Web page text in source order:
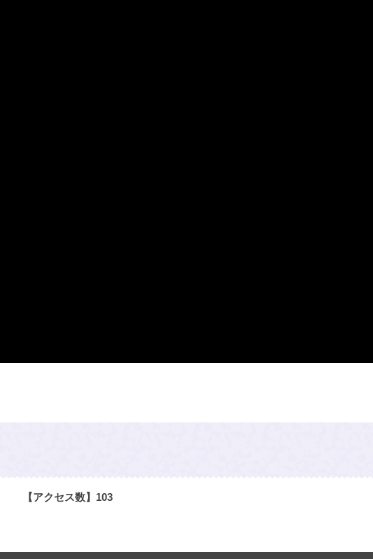
【アクセス数】 103